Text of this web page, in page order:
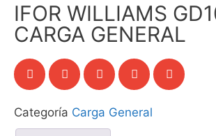
IFOR WILLIAMS
CARGA GENERAL
Categoría Carga General